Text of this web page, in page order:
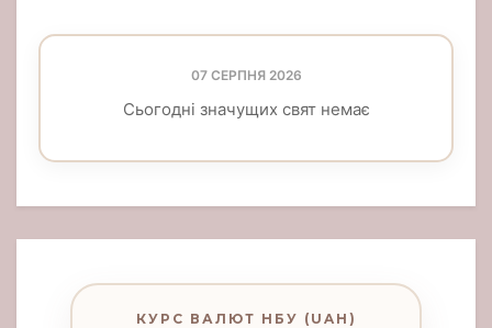
07 СЕРПНЯ 2026
Сьогодні значущих свят немає
КУРС ВАЛЮТ НБУ (UAH)